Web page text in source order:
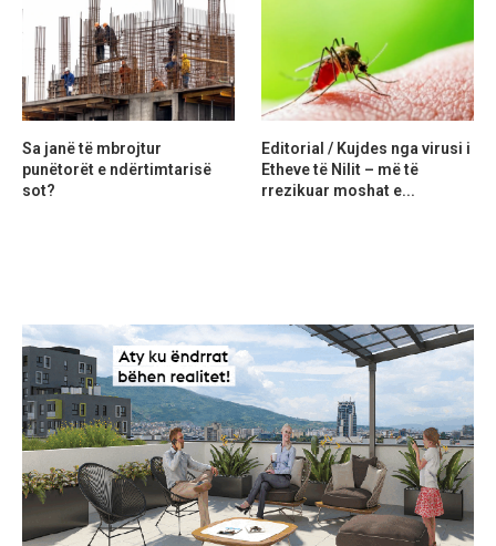
Sa janë të mbrojtur
punëtorët e ndërtimtarisë
sot?
Editorial / Kujdes nga virusi i
Etheve të Nilit – më të
rrezikuar moshat e...